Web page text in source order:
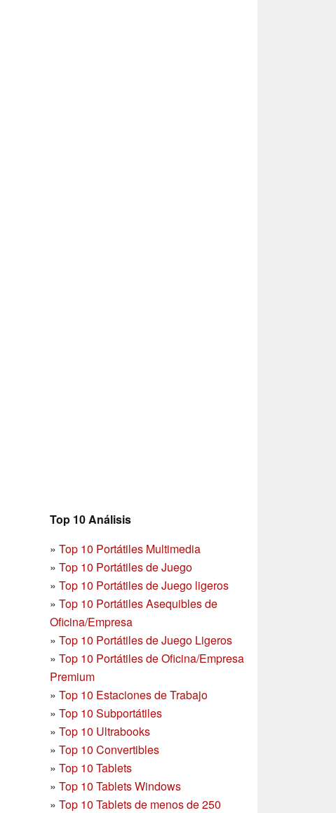
Top 10 Análisis
» Top 10 Portátiles Multimedia
» Top 10 Portátiles de Juego
» Top 10 Portátiles de Juego ligeros
» Top 10 Portátiles Asequibles de
Oficina/Empresa
» Top 10 Portátiles de Juego Ligeros
» Top 10 Portátiles de Oficina/Empresa
Premium
» Top 10 Estaciones de Trabajo
» Top 10 Subportátiles
» Top 10 Ultrabooks
» Top 10 Convertibles
» Top 10 Tablets
» Top 10 Tablets Windows
» Top 10 Tablets de menos de 250